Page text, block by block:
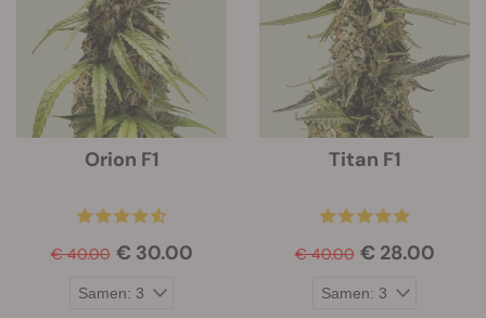
Orion F1
€ 40.00 € 30.00
Titan F1
€ 40.00 € 28.00